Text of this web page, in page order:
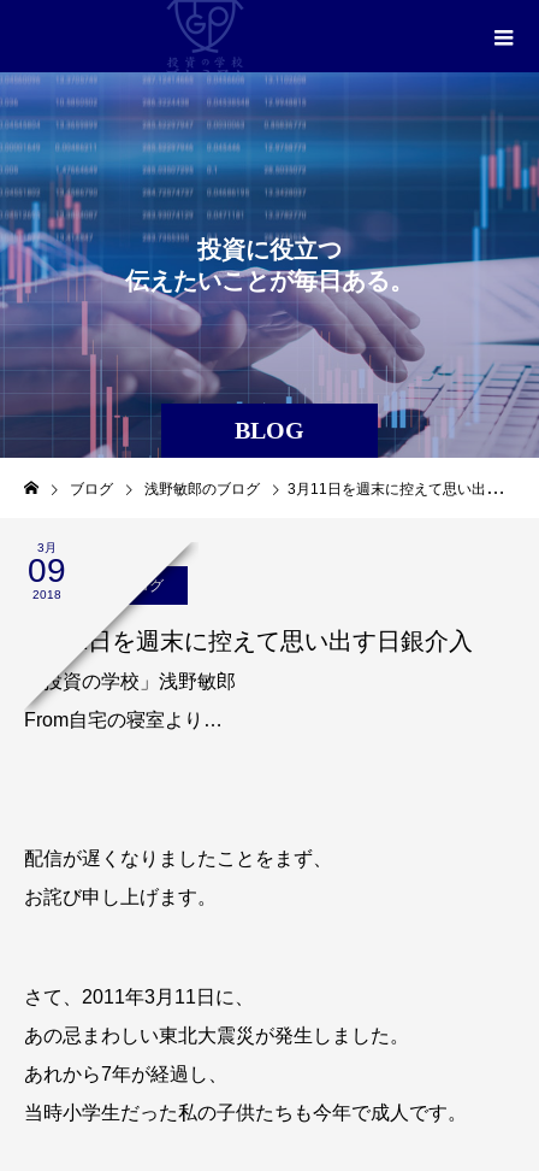
BLOG
投資に役立つ
伝え たいことが毎日ある。
ブログ 浅野敏郎のブログ 3月11日を週末に控えて思い出す日銀介入
3月
09
2018
浅野敏郎のブログ
3月11日を週末に控えて思い出す日銀介入
「投資の学校」浅野敏郎
From自宅の寝室より…
配信が遅くなりましたことをまず、
お詫び申し上げます。
さて、2011年3月11日に、
あの忌まわしい東北大震災が発生しました。
あれから7年が経過し、
当時小学生だった私の子供たちも今年で成人です。